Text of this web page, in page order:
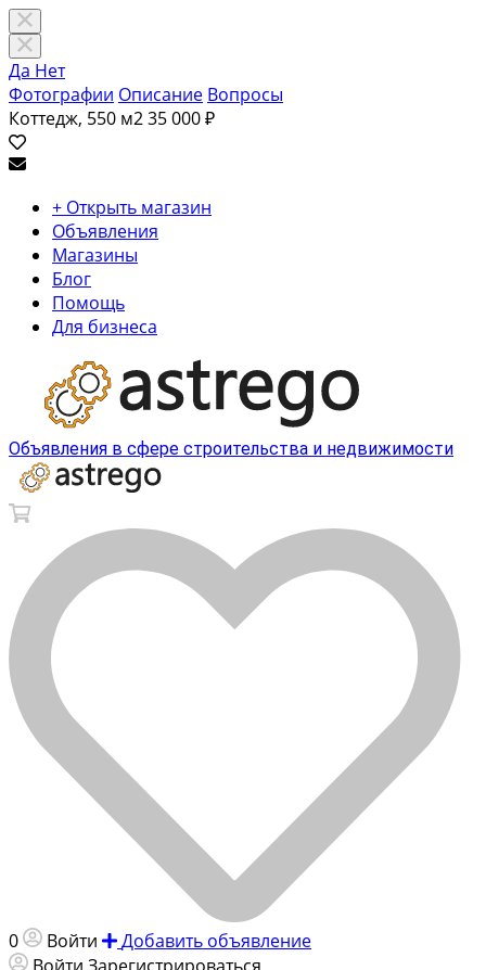
Да Нет
Фотографии Описание Вопросы
Коттедж, 550 м235 000 ₽
+ Открыть магазин
Объявления
Магазины
Блог
Помощь
Для бизнеса
Объявления в сфере строительства и недвижимости
0 Войти
Добавить объявление